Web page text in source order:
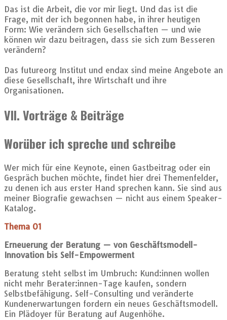
Das ist die Arbeit, die vor mir liegt. Und das ist die
Frage, mit der ich begonnen habe, in ihrer heutigen
Form: Wie verändern sich Gesellschaften — und wie
können wir dazu beitragen, dass sie sich zum Besseren
verändern?
Das futureorg Institut und endax sind meine Angebote an
diese Gesellschaft, ihre Wirtschaft und ihre
Organisationen.
VII. Vorträge & Beiträge
Worüber ich spreche und schreibe
Wer mich für eine Keynote, einen Gastbeitrag oder ein
Gespräch buchen möchte, findet hier drei Themenfelder,
zu denen ich aus erster Hand sprechen kann. Sie sind aus
meiner Biografie gewachsen — nicht aus einem Speaker-
Katalog.
Thema 01
Erneuerung der Beratung — von Geschäftsmodell-
Innovation bis Self-Empowerment
Beratung steht selbst im Umbruch: Kund:innen wollen
nicht mehr Berater:innen-Tage kaufen, sondern
Selbstbefähigung. Self-Consulting und veränderte
Kundenerwartungen fordern ein neues Geschäftsmodell.
Ein Plädoyer für Beratung auf Augenhöhe.